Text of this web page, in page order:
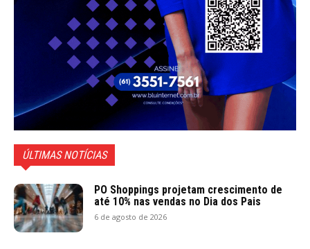
ÚLTIMAS NOTÍCIAS
PO Shoppings projetam crescimento de
até 10% nas vendas no Dia dos Pais
6 de agosto de 2026